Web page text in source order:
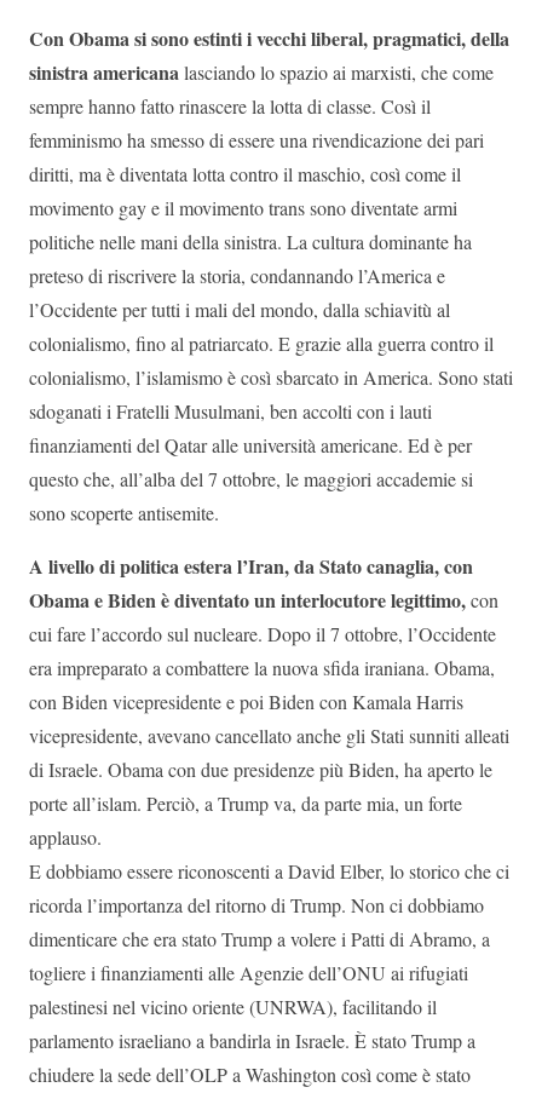
Con Obama si sono estinti i vecchi liberal, pragmatici, della
sinistra americanalasciando lo spazio ai marxisti, che come
sempre hanno fatto rinascere la lotta di classe. Così il
femminismo ha smesso di essere una rivendicazione dei pari
diritti, ma è diventata lotta contro il maschio, così come il
movimento gay e il movimento trans sono diventate armi
politiche nelle mani della sinistra. La cultura dominante ha
preteso di riscrivere la storia, condannando l’America e
l’Occidente per tutti i mali del mondo, dalla schiavitù al
colonialismo, fino al patriarcato. E grazie alla guerra contro il
colonialismo, l’islamismo è così sbarcato in America. Sono stati
sdoganati i Fratelli Musulmani, ben accolti con i lauti
finanziamenti del Qatar alle università americane. Ed è per
questo che, all’alba del 7 ottobre, le maggiori accademie si
sono scoperte antisemite.
A livello di politica estera l’Iran, da Stato canaglia, con
Obama e Biden è diventato un interlocutore legittimo,con
cui fare l’accordo sul nucleare. Dopo il 7 ottobre, l’Occidente
era impreparato a combattere la nuova sfida iraniana. Obama,
con Biden vicepresidente e poi Biden con Kamala Harris
vicepresidente, avevano cancellato anche gli Stati sunniti alleati
di Israele. Obama con due presidenze più Biden, ha aperto le
porte all’islam. Perciò, a Trump va, da parte mia, un forte
applauso.
E dobbiamo essere riconoscenti a David Elber, lo storico che ci
ricorda l’importanza del ritorno di Trump. Non ci dobbiamo
dimenticare che era stato Trump a volere i Patti di Abramo, a
togliere i finanziamenti alle Agenzie dell’ONU ai rifugiati
palestinesi nel vicino oriente (UNRWA), facilitando il
parlamento israeliano a bandirla in Israele. È stato Trump a
chiudere la sede dell’OLP a Washington così come è stato